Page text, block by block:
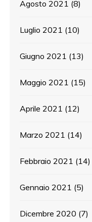
Agosto 2021 (8)
Luglio 2021 (10)
Giugno 2021 (13)
Maggio 2021 (15)
Aprile 2021 (12)
Marzo 2021 (14)
Febbraio 2021 (14)
Gennaio 2021 (5)
Dicembre 2020 (7)